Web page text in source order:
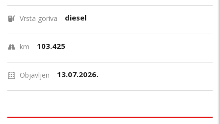
Vrsta goriva diesel
km 103.425
Objavljen 13.07.2026.